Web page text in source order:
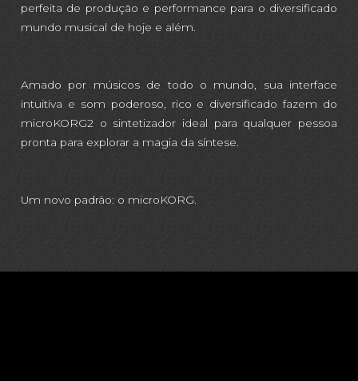
perfeita de produção e performance para o diversificado
mundo musical de hoje e além.
Amado por músicos de todo o mundo, sua interface
intuitiva e som poderoso, rico e diversificado fazem do
microKORG2 o sintetizador ideal para qualquer pessoa
pronta para explorar a magia da síntese.
Um novo padrão: o microKORG.